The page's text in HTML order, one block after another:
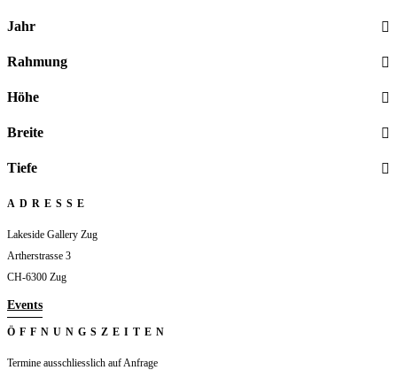
Jahr
Rahmung
Höhe
Breite
Tiefe
ADRESSE
Lakeside Gallery Zug
Artherstrasse 3
CH-6300 Zug
Events
ÖFFNUNGSZEITEN
Termine ausschliesslich auf Anfrage